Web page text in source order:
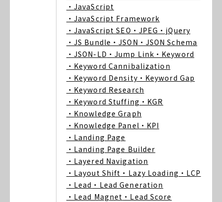
・JavaScript
・JavaScript Framework
・JavaScript SEO ・JPEG ・jQuery
・JS Bundle ・JSON ・JSON Schema
・JSON-LD ・Jump Link ・Keyword
・Keyword Cannibalization
・Keyword Density ・Keyword Gap
・Keyword Research
・Keyword Stuffing ・KGR
・Knowledge Graph
・Knowledge Panel ・KPI
・Landing Page
・Landing Page Builder
・Layered Navigation
・Layout Shift ・Lazy Loading ・LCP
・Lead ・Lead Generation
・Lead Magnet ・Lead Score